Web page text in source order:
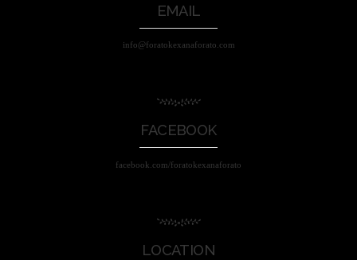
EMAIL
info@foratokexanaforato.com
FACEBOOK
facebook.com/foratokexanaforato
LOCATION